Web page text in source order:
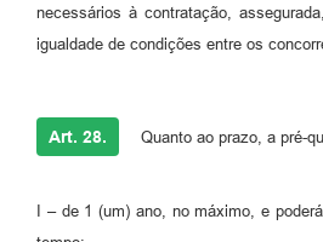
necessários à contratação,
igualdade de condições entre os
Art. 28. Quanto ao prazo, a pré-
I – de 1 (um) ano, no máximo, e